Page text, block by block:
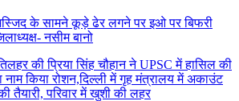
के सामने कूड़े ढेर लगने पर इओ पर बिफरी
नसीम बानो
की प्रिया सिंह चौहान ने UPSC में हासिल की
किया रोशन,दिल्ली में गृह मंत्रालय में अकाउंट
तैयारी, परिवार में खुशी की लहर